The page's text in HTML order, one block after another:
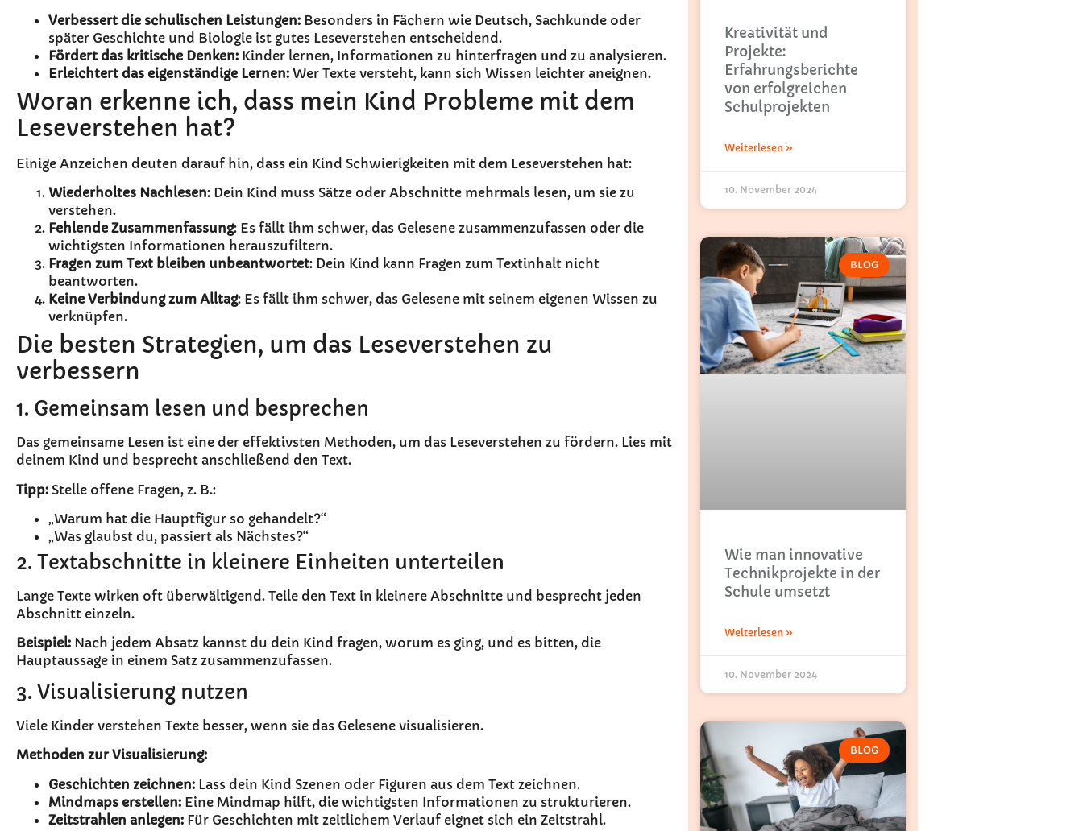
Verbessert die schulischen Leistungen: Besonders in Fächern wie Deutsch, Sachkunde oder
später Geschichte und Biologie ist gutes Leseverstehen entscheidend.
Fördert das kritische Denken: Kinder lernen, Informationen zu hinterfragen und zu analysieren.
Erleichtert das eigenständige Lernen: Wer Texte versteht, kann sich Wissen leichter aneignen.
Woran erkenne ich, dass mein Kind Probleme mit dem
Leseverstehen hat?
Einige Anzeichen deuten darauf hin, dass ein Kind Schwierigkeiten mit dem Leseverstehen hat:
Wiederholtes Nachlesen: Dein Kind muss Sätze oder Abschnitte mehrmals lesen, um sie zu
verstehen.
Fehlende Zusammenfassung: Es fällt ihm schwer, das Gelesene zusammenzufassen oder die
wichtigsten Informationen herauszufiltern.
Fragen zum Text bleiben unbeantwortet: Dein Kind kann Fragen zum Textinhalt nicht
beantworten.
Keine Verbindung zum Alltag: Es fällt ihm schwer, das Gelesene mit seinem eigenen Wissen zu
verknüpfen.
Die besten Strategien, um das Leseverstehen zu
verbessern
1. Gemeinsam lesen und besprechen
Das gemeinsame Lesen ist eine der effektivsten Methoden, um das Leseverstehen zu fördern. Lies mit
deinem Kind und besprecht anschließend den Text.
Tipp: Stelle offene Fragen, z. B.:
„Warum hat die Hauptfigur so gehandelt?“
„Was glaubst du, passiert als Nächstes?“
2. Textabschnitte in kleinere Einheiten unterteilen
Lange Texte wirken oft überwältigend. Teile den Text in kleinere Abschnitte und besprecht jeden
Abschnitt einzeln.
Beispiel: Nach jedem Absatz kannst du dein Kind fragen, worum es ging, und es bitten, die
Hauptaussage in einem Satz zusammenzufassen.
3. Visualisierung nutzen
Viele Kinder verstehen Texte besser, wenn sie das Gelesene visualisieren.
Methoden zur Visualisierung:
Geschichten zeichnen: Lass dein Kind Szenen oder Figuren aus dem Text zeichnen.
Mindmaps erstellen: Eine Mindmap hilft, die wichtigsten Informationen zu strukturieren.
Zeitstrahlen anlegen: Für Geschichten mit zeitlichem Verlauf eignet sich ein Zeitstrahl.
Kreativität und
Projekte:
Erfahrungsberichte
von erfolgreichen
Schulprojekten
Weiterlesen »
10. November 2024
BLOG
Wie man innovative
Technikprojekte in der
Schule umsetzt
Weiterlesen »
10. November 2024
BLOG